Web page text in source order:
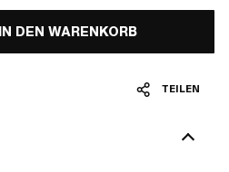
IN DEN WARENKORB
TEILEN